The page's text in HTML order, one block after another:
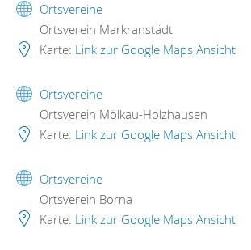
Ortsvereine
Ortsverein Markranstädt
Karte: Link zur Google Maps Ansicht
Ortsvereine
Ortsverein Mölkau-Holzhausen
Karte: Link zur Google Maps Ansicht
Ortsvereine
Ortsverein Borna
Karte: Link zur Google Maps Ansicht